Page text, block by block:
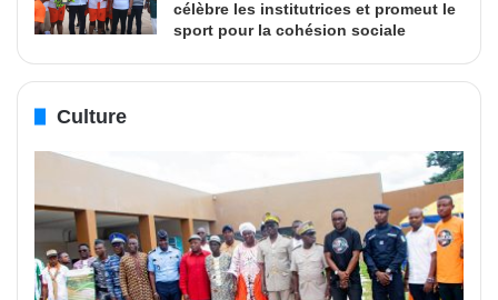
célèbre les institutrices et promeut le
sport pour la cohésion sociale
Culture